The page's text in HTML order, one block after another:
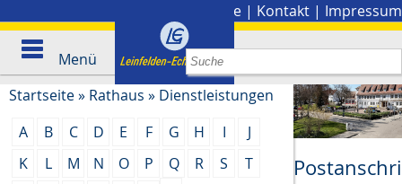
Presse | Kontakt | Impressum
Menü
Startseite» Rathaus » Dienstleistungen
A
B C D E F G H I
J
K
L M N O P Q R S
T